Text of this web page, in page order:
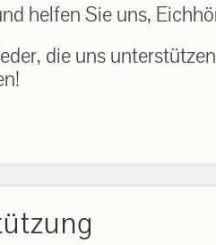
helfen Sie uns,
die uns